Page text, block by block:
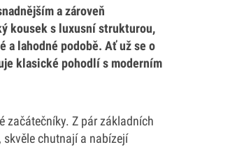
a zároveň
kousek s luxusní strukturou,
a lahodné podobě. Ať už se o
klasické pohodlí s moderním
začátečníky. Z pár základních
chutnají a nabízejí